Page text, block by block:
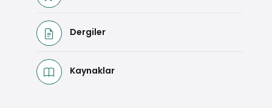
Dergiler
Kaynaklar